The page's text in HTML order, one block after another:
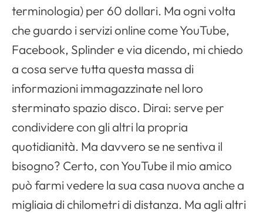
terminologia) per 60 dollari. Ma ogni volta
che guardo i servizi online come YouTube,
Facebook, Splinder e via dicendo, mi chiedo
a cosa serve tutta questa massa di
informazioni immagazzinate nel loro
sterminato spazio disco. Dirai: serve per
condividere con gli altri la propria
quotidianità. Ma davvero se ne sentiva il
bisogno? Certo, con YouTube il mio amico
può farmi vedere la sua casa nuova anche a
migliaia di chilometri di distanza. Ma agli altri